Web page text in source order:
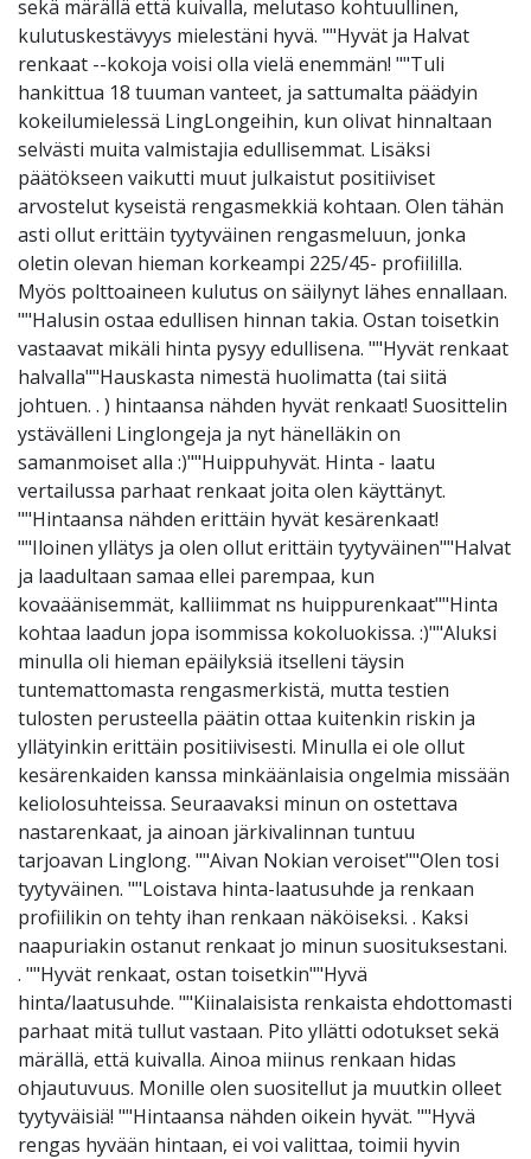
sekä märällä että kuivalla, melutaso kohtuullinen,
kulutuskestävyys mielestäni hyvä. ""Hyvät ja Halvat
renkaat --kokoja voisi olla vielä enemmän! ""Tuli
hankittua 18 tuuman vanteet, ja sattumalta päädyin
kokeilumielessä LingLongeihin, kun olivat hinnaltaan
selvästi muita valmistajia edullisemmat. Lisäksi
päätökseen vaikutti muut julkaistut positiiviset
arvostelut kyseistä rengasmekkiä kohtaan. Olen tähän
asti ollut erittäin tyytyväinen rengasmeluun, jonka
oletin olevan hieman korkeampi 225/45- profiililla.
Myös polttoaineen kulutus on säilynyt lähes ennallaan.
""Halusin ostaa edullisen hinnan takia. Ostan toisetkin
vastaavat mikäli hinta pysyy edullisena. ""Hyvät renkaat
halvalla""Hauskasta nimestä huolimatta (tai siitä
johtuen. . ) hintaansa nähden hyvät renkaat! Suosittelin
ystävälleni Linglongeja ja nyt hänelläkin on
samanmoiset alla :)""Huippuhyvät. Hinta - laatu
vertailussa parhaat renkaat joita olen käyttänyt.
""Hintaansa nähden erittäin hyvät kesärenkaat!
""Iloinen yllätys ja olen ollut erittäin tyytyväinen""Halvat
ja laadultaan samaa ellei parempaa, kun
kovaäänisemmät, kalliimmat ns huippurenkaat""Hinta
kohtaa laadun jopa isommissa kokoluokissa. :)""Aluksi
minulla oli hieman epäilyksiä itselleni täysin
tuntemattomasta rengasmerkistä, mutta testien
tulosten perusteella päätin ottaa kuitenkin riskin ja
yllätyinkin erittäin positiivisesti. Minulla ei ole ollut
kesärenkaiden kanssa minkäänlaisia ongelmia missään
keliolosuhteissa. Seuraavaksi minun on ostettava
nastarenkaat, ja ainoan järkivalinnan tuntuu
tarjoavan Linglong. ""Aivan Nokian veroiset""Olen tosi
tyytyväinen. ""Loistava hinta-laatusuhde ja renkaan
profiilikin on tehty ihan renkaan näköiseksi. . Kaksi
naapuriakin ostanut renkaat jo minun suosituksestani.
. ""Hyvät renkaat, ostan toisetkin""Hyvä
hinta/laatusuhde. ""Kiinalaisista renkaista ehdottomasti
parhaat mitä tullut vastaan. Pito yllätti odotukset sekä
märällä, että kuivalla. Ainoa miinus renkaan hidas
ohjautuvuus. Monille olen suositellut ja muutkin olleet
tyytyväisiä! ""Hintaansa nähden oikein hyvät. ""Hyvä
rengas hyvään hintaan, ei voi valittaa, toimii hyvin